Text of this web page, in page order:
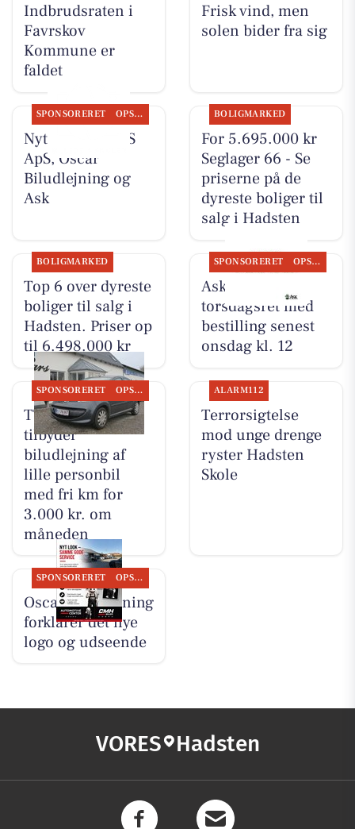
Indbrudsraten i
Favrskov
Kommune er
faldet
Frisk vind, men
solen bider fra sig
SPONSORERET OPSLAGSTAVLEN
Nyt fra TT CARS
ApS, Oscar
Biludlejning og
Ask
BOLIGMARKED
For 5.695.000 kr
Seglager 66 - Se
priserne på de
dyreste boliger til
salg i Hadsten
BOLIGMARKED
Top 6 over dyreste
boliger til salg i
Hadsten. Priser op
til 6.498.000 kr
SPONSORERET OPSLAGSTAVLEN
Ask tilbyder
torsdagsret med
bestilling senest
onsdag kl. 12
SPONSORERET OPSLAGSTAVLEN
TT CARS ApS
tilbyder
biludlejning af
lille personbil
med fri km for
3.000 kr. om
måneden
ALARM112
Terrorsigtelse
mod unge drenge
ryster Hadsten
Skole
SPONSORERET OPSLAGSTAVLEN
Oscar Biludlejning
forklarer det nye
logo og udseende
VORES Hadsten